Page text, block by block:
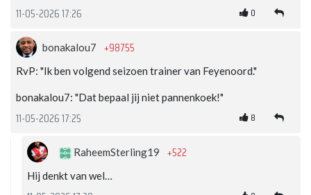
11-05-2026 17:26 0
bonakalou7 +98755
RvP: "Ik ben volgend seizoen trainer van Feyenoord."
bonakalou7: "Dat bepaal jij niet pannenkoek!"
11-05-2026 17:25 8
RaheemSterling19 +522
Hij denkt van wel…